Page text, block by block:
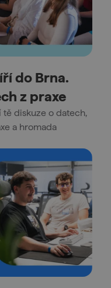
do Brna.
z praxe
tě diskuze o datech,
a hromada